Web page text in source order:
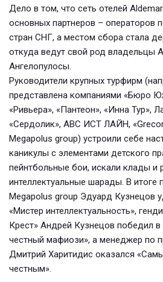
Дело в том, что сеть отелей
основных партнеров – операторов
стран СНГ, а местом сбора стала
откуда ведут свой род владельцы
Ангелопулосы.
Руководители крупных турфирм
представлена компаниями «Бюро
«Ривьера», «Пантеон», «Инна Тур»,
«Сердолик», АВС ИСТ ЛАЙН,
Megapolus group) устроили себе
каникулы с элементами детского
пейнтбольные бои, искали клады и
интеллектуальные шарады. В итоге
Megapolus group Эдуард Кузнецов
«Мистер интеллектуальность»,
Крест» Андрей Кузнецов победил
честный мафиози», а менеджер по
Дмитрий Харитидис оказался
честным».